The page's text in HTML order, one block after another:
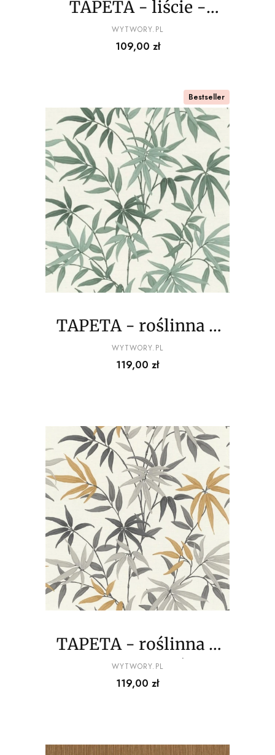
TAPETA - liście -
odcienie niebieskiego
PRODUCENT
WYTWORY.PL
Cena
109,00 zł
Bestseller
TAPETA - roślinna -
odcienie zielonego
PRODUCENT
WYTWORY.PL
Cena
119,00 zł
TAPETA - roślinna -
odcienie szarości z
żółtym
PRODUCENT
WYTWORY.PL
Cena
119,00 zł